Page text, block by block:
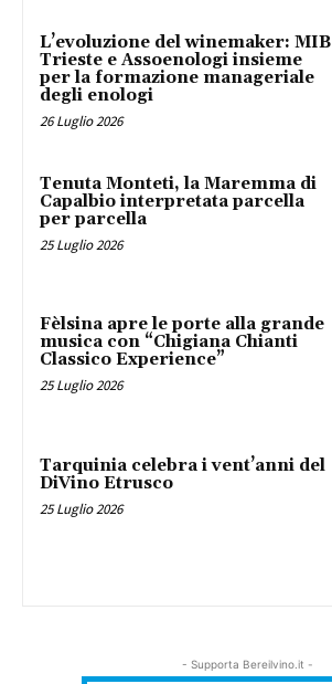
L’evoluzione del winemaker: MIB
Trieste e Assoenologi insieme
per la formazione manageriale
degli enologi
26 Luglio 2026
Tenuta Monteti, la Maremma di
Capalbio interpretata parcella
per parcella
25 Luglio 2026
Fèlsina apre le porte alla grande
musica con “Chigiana Chianti
Classico Experience”
25 Luglio 2026
Tarquinia celebra i vent’anni del
DiVino Etrusco
25 Luglio 2026
- Supporta Bereilvino.it -